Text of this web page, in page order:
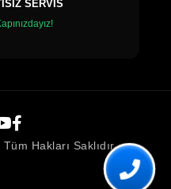
SERVİS
Tüm Hakları Saklıdır.